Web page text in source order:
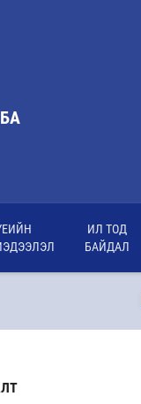
ИЛ ТОД
БАЙДАЛ